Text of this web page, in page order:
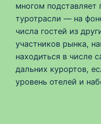
многом подставляет
туротрасли — на
числа гостей из
участников рынка,
находиться в числе
дальних курортов,
уровень отелей и